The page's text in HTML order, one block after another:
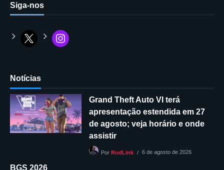
Siga-nos
Notícias
Grand Theft Auto VI terá
apresentação estendida em 27
de agosto; veja horário e onde
assistir
PorRodLink 6 de agosto de 2026
BGS 2026